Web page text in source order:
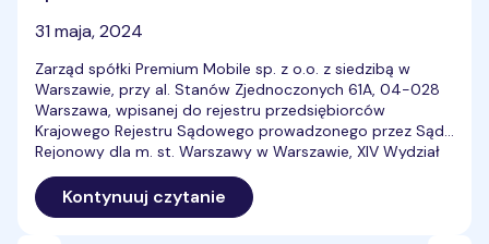
31 maja, 2024
Zarząd spółki Premium Mobile sp. z o.o. z siedzibą w
Warszawie, przy al. Stanów Zjednoczonych 61A, 04-028
Warszawa, wpisanej do rejestru przedsiębiorców
Krajowego Rejestru Sądowego prowadzonego przez Sąd
Rejonowy dla m. st. Warszawy w Warszawie, XIV Wydział
Gospodarczy Krajowego Rejestru Sądowego pod
numerem 0000746584, ogłasza niniejszym poprzez
udostępnienie do publicznej wiadomości, zgodnie z art.
Kontynuuj czytanie